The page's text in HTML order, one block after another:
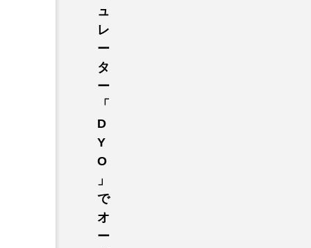
ュ
レ
ー
タ
ー
「
D
Y
O
」
で
オ
ー